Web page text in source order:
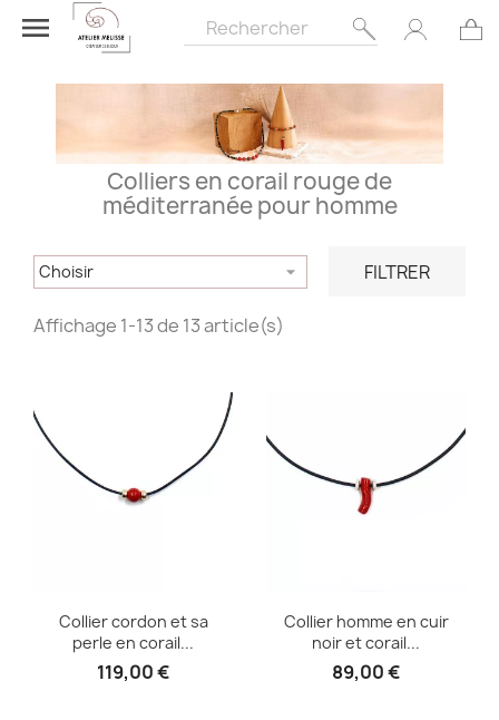

Colliers en corail rouge de
méditerranée pour homme
Choisir  FILTRER
Affichage 1-13 de 13 article(s)
Collier cordon et sa
perle en corail...
119,00 €
Collier homme en cuir
noir et corail...
89,00 €